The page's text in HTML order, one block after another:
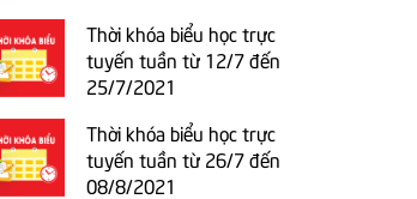
Thời khóa biểu học trực
tuyến tuần từ 12/7 đến
25/7/2021
Thời khóa biểu học trực
tuyến tuần từ 26/7 đến
08/8/2021